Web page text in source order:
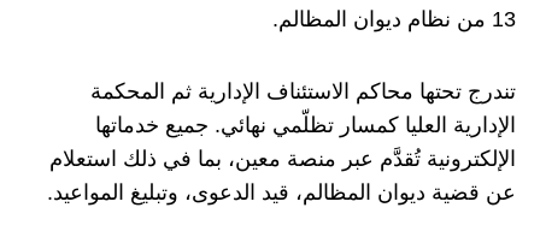
13 من نظام ديوان المظالم.
تندرج تحتها محاكم الاستئناف الإدارية ثم المحكمة
الإدارية العليا كمسار تظلّمي نهائي. جميع خدماتها
الإلكترونية تُقدَّم عبر منصة معين، بما في ذلك استعلام
عن قضية ديوان المظالم، قيد الدعوى، وتبليغ المواعيد.